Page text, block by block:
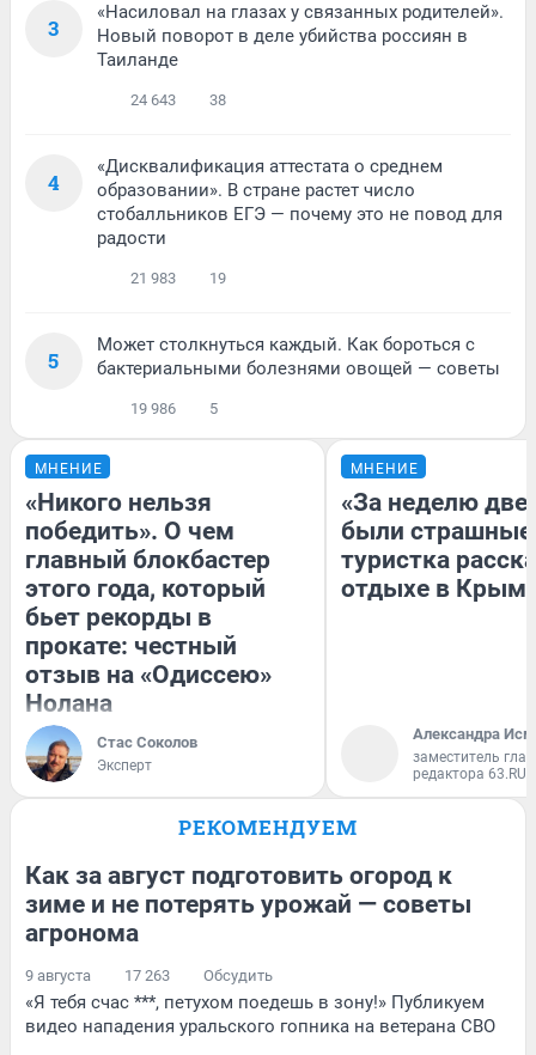
3
«Насиловал на глазах у связанных родителей».
Новый поворот в деле убийства россиян в
Таиланде
24 643 38
4
«Дисквалификация аттестата о среднем
образовании». В стране растет число
стобалльников ЕГЭ — почему это не повод для
радости
21 983 19
5
Может столкнуться каждый. Как бороться с
бактериальными болезнями овощей — советы
19 986 5
МНЕНИЕ
«Никого нельзя
победить». О чем
главный блокбастер
этого года, который
бьет рекорды в
прокате: честный
отзыв на «Одиссею»
Нолана
Стас Соколов
Эксперт
МНЕНИЕ
«За неделю две
были
туристка
отдыхе в
Александра
заместитель
редактора 63.RU
РЕКОМЕНДУЕМ
Как за август подготовить огород к
зиме и не потерять урожай — советы
агронома
9 августа 17 263 Обсудить
«Я тебя счас ***, петухом поедешь в зону!» Публикуем
видео нападения уральского гопника на ветерана СВО